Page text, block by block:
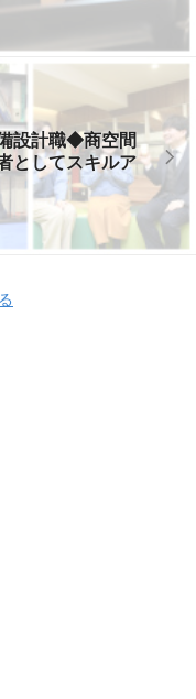
設計職◆商空間
としてスキルア